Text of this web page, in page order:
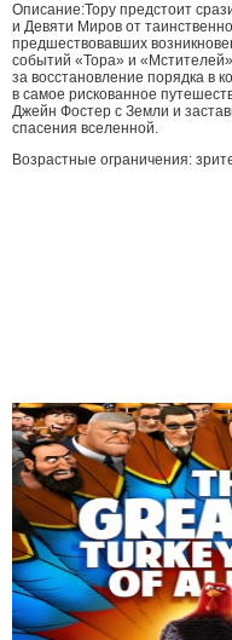
Описание:Тору предстоит
и Девяти Миров от
предшествовавших
событий «Тора» и
за восстановление порядка в
в самое рискованное
Джейн Фостер с Земли и
спасения вселенной.
Возрастные ограничения: